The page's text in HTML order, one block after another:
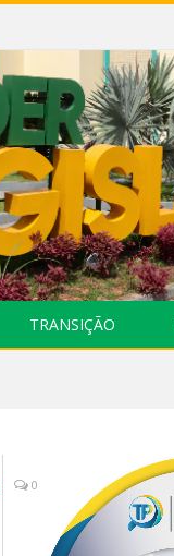
TRANSIÇÃO
0